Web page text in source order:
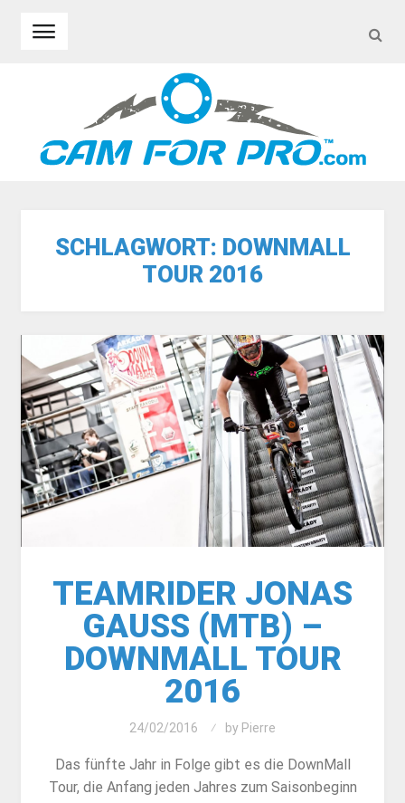
SCHLAGWORT: DOWNMALL
TOUR 2016
TEAMRIDER JONAS
GAUSS (MTB) –
DOWNMALL TOUR
2016
24/02/2016 by Pierre
Das fünfte Jahr in Folge gibt es die DownMall
Tour, die Anfang jeden Jahres zum Saisonbeginn